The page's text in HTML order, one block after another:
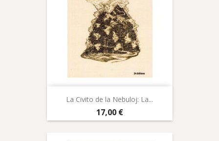
La Civito de la Nebuloj: La...
Prix
17,00 €